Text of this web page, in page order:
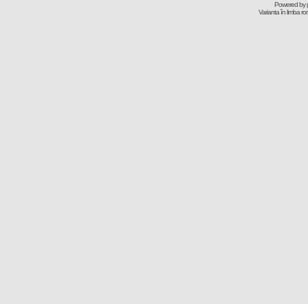
Powered by
Varianta în limba